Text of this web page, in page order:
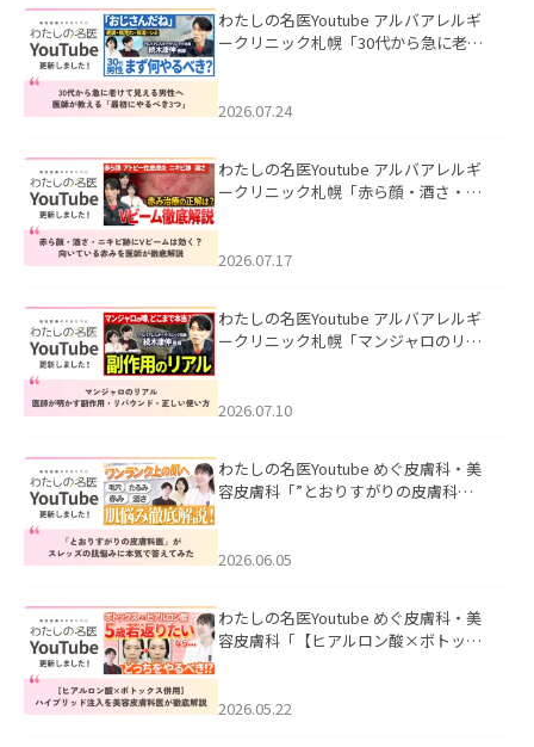
わたしの名医Youtube アルバアレルギ
ークリニック札幌「30代から急に老け
た。
2026.07.24
わたしの名医Youtube アルバアレルギ
ークリニック札幌「赤ら顔・酒さ・ニ
した。
2026.07.17
わたしの名医Youtube アルバアレルギ
ークリニック札幌「マンジャロのリア
た。
2026.07.10
わたしの名医Youtube めぐ皮膚科・美
容皮膚科「”とおりすがりの皮膚科
2026.06.05
わたしの名医Youtube めぐ皮膚科・美
容皮膚科「【ヒアルロン酸×ボトック
た。
2026.05.22